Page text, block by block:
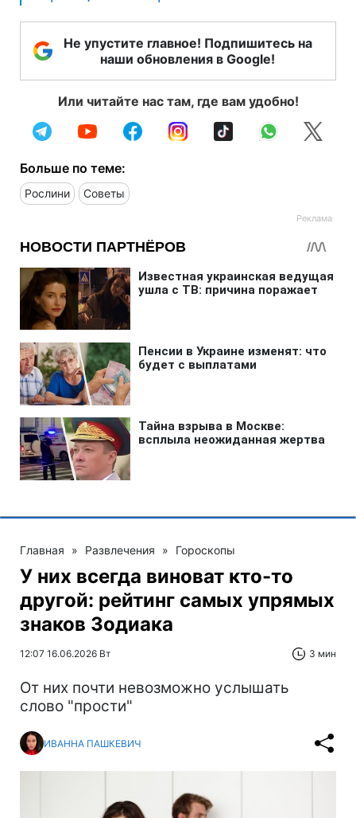
Не упустите главное! Подпишитесь на
наши обновления в Google!
Или читайте нас там, где вам удобно!
Больше по теме:
Рослини Советы
Главная » Развлечения » Гороскопы
У них всегда виноват кто-то
другой: рейтинг самых упрямых
знаков Зодиака
12:07 16.06.2026 Вт 3 мин
От них почти невозможно услышать
слово "прости"
ИВАННА ПАШКЕВИЧ